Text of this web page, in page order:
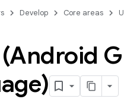
Develop Core areas